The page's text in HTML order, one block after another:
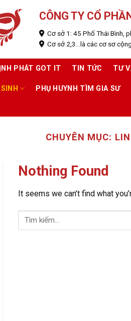
CÔNG TY CỔ
Cơ sở 1: 45 Phố Thái Bình,
Cơ sở 2,3...là các cơ sơ
PHÁT GOT IT TIN TỨC TƯ
PHỤ HUYNH TÌM GIA SƯ
CHUYÊN MỤC:
Nothing Found
It seems we can’t find what